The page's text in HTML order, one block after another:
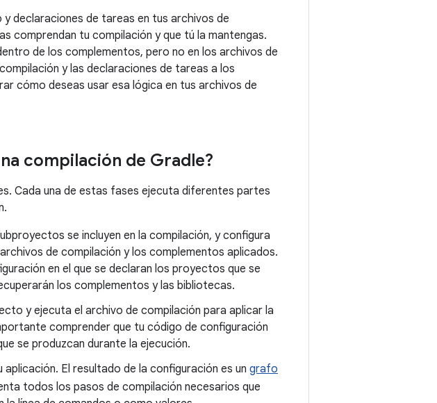
declaraciones de tareas en tus archivos de
comprendan tu compilación y que tú la mantengas.
de los complementos, pero no en los archivos de
y las declaraciones de tareas a los
cómo deseas usar esa lógica en tus archivos de
compilación de Gradle?
Cada una de estas fases ejecuta diferentes partes
se incluyen en la compilación, y configura
de compilación y los complementos aplicados.
en el que se declaran los proyectos que se
los complementos y las bibliotecas.
y ejecuta el archivo de compilación para aplicar la
comprender que tu código de configuración
se produzcan durante la ejecución.
El resultado de la configuración es un grafo
todos los pasos de compilación necesarios que